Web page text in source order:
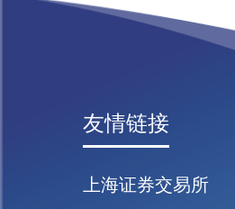
友情链接
上海证券交易所